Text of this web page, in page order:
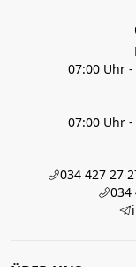
07:00 Uhr
07:00 Uhr
034 427 27
034